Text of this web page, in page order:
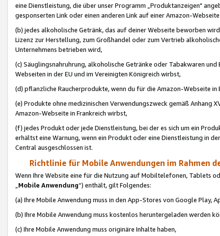
eine Dienstleistung, die über unser Programm „Produktanzeigen"
gesponserten Link oder einen anderen Link auf einer Amazon-
(b) jedes alkoholische Getränk, das auf deiner Webseite beworben
Lizenz zur Herstellung, zum Großhandel oder zum Vertrieb
Unternehmens betrieben wird,
(c) Säuglingsnahruhrung, alkoholische Getränke oder Tabakwaren
Webseiten in der EU und im Vereinigten Königreich wirbst,
(d) pflanzliche Raucherprodukte, wenn du für die Amazon-Webseite in
(e) Produkte ohne medizinischen Verwendungszweck gemäß Anhang
Amazon-Webseite in Frankreich wirbst,
(f) jedes Produkt oder jede Dienstleistung, bei der es sich um ein
erhältst eine Warnung, wenn ein Produkt oder eine Dienstleistung in
Central ausgeschlossen ist.
Richtlinie für Mobile Anwendungen im Rahmen
Wenn Ihre Website eine für die Nutzung auf Mobiltelefonen, Tablets
„Mobile Anwendung“) enthält, gilt Folgendes:
(a) Ihre Mobile Anwendung muss in den App-Stores von Google Play,
(b) Ihre Mobile Anwendung muss kostenlos heruntergeladen werden
(c) Ihre Mobile Anwendung muss originäre Inhalte haben,